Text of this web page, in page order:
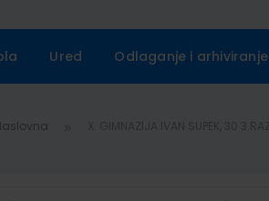
Ured Odlaganje i arhiviranje